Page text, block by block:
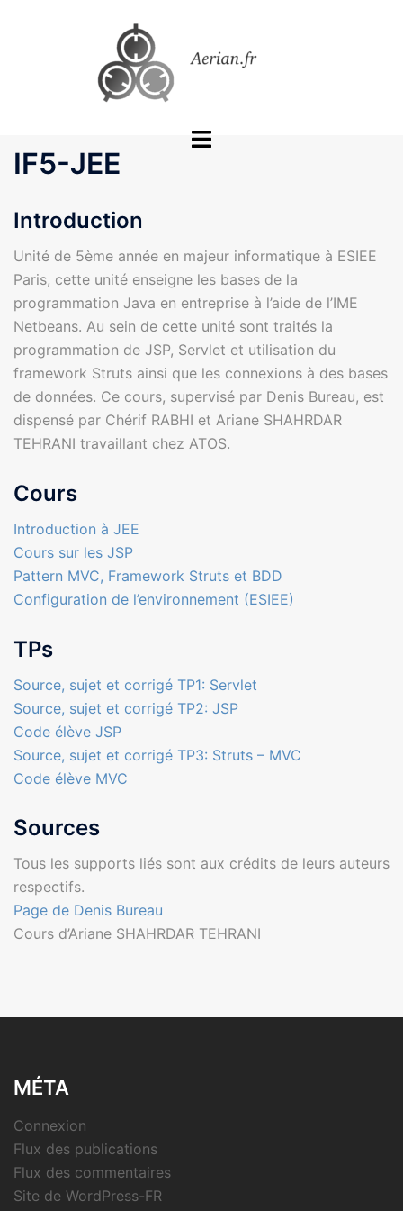
Ouvrir/fermer
IF5-JEE
Introduction
Unité de 5ème année en majeur informatique à ESIEE
Paris, cette unité enseigne les bases de la
programmation Java en entreprise à l’aide de l’IME
Netbeans. Au sein de cette unité sont traités la
programmation de JSP, Servlet et utilisation du
framework Struts ainsi que les connexions à des bases
de données. Ce cours, supervisé par Denis Bureau, est
dispensé par Chérif RABHI et Ariane SHAHRDAR
TEHRANI travaillant chez ATOS.
Cours
Introduction à JEE
Cours sur les JSP
Pattern MVC, Framework Struts et BDD
Configuration de l’environnement (ESIEE)
TPs
Source, sujet et corrigé TP1: Servlet
Source, sujet et corrigé TP2: JSP
Code élève JSP
Source, sujet et corrigé TP3: Struts – MVC
Code élève MVC
Sources
Tous les supports liés sont aux crédits de leurs auteurs
respectifs.
Page de Denis Bureau
Cours d’Ariane SHAHRDAR TEHRANI
MÉTA
Connexion
Flux des publications
Flux des commentaires
Site de WordPress-FR